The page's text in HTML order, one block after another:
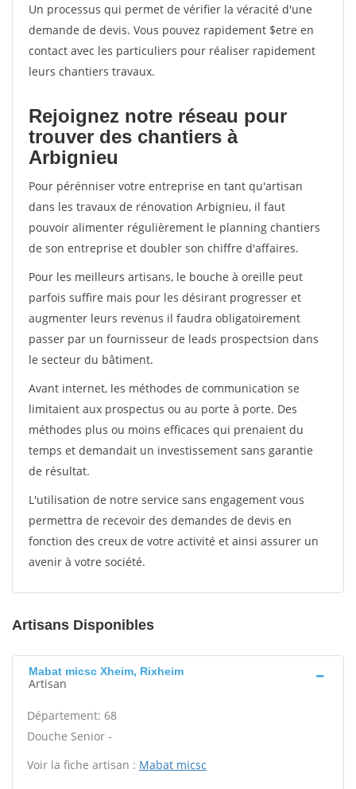
Un processus qui permet de vérifier la véracité d'une
demande de devis. Vous pouvez rapidement $etre en
contact avec les particuliers pour réaliser rapidement
leurs chantiers travaux.
Rejoignez notre réseau pour
trouver des chantiers à
Arbignieu
Pour pérénniser votre entreprise en tant qu'artisan
dans les travaux de rénovation Arbignieu, il faut
pouvoir alimenter régulièrement le planning chantiers
de son entreprise et doubler son chiffre d'affaires.
Pour les meilleurs artisans, le bouche à oreille peut
parfois suffire mais pour les désirant progresser et
augmenter leurs revenus il faudra obligatoirement
passer par un fournisseur de leads prospectsion dans
le secteur du bâtiment.
Avant internet, les méthodes de communication se
limitaient aux prospectus ou au porte à porte. Des
méthodes plus ou moins efficaces qui prenaient du
temps et demandait un investissement sans garantie
de résultat.
L'utilisation de notre service sans engagement vous
permettra de recevoir des demandes de devis en
fonction des creux de votre activité et ainsi assurer un
avenir à votre société.
Artisans Disponibles
Mabat micsc Xheim, Rixheim
Artisan
Département: 68
Douche Senior -
Voir la fiche artisan : Mabat micsc